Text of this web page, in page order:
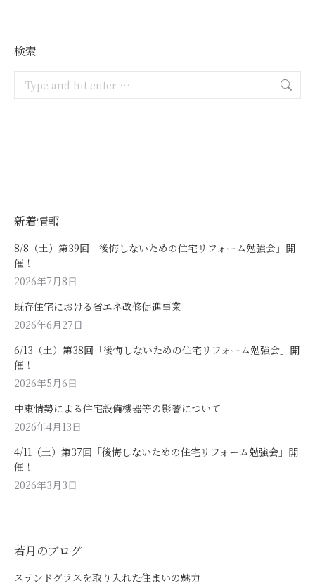
検索
新着情報
8/8（土）第39回「後悔しないための住宅リフォーム勉強会」開
催！
2026年7月8日
既存住宅における省エネ改修促進事業
2026年6月27日
6/13（土）第38回「後悔しないための住宅リフォーム勉強会」開
催！
2026年5月6日
中東情勢による住宅設備機器等の影響について
2026年4月13日
4/11（土）第37回「後悔しないための住宅リフォーム勉強会」開
催！
2026年3月3日
若月のブログ
ステンドグラスを取り入れた住まいの魅力